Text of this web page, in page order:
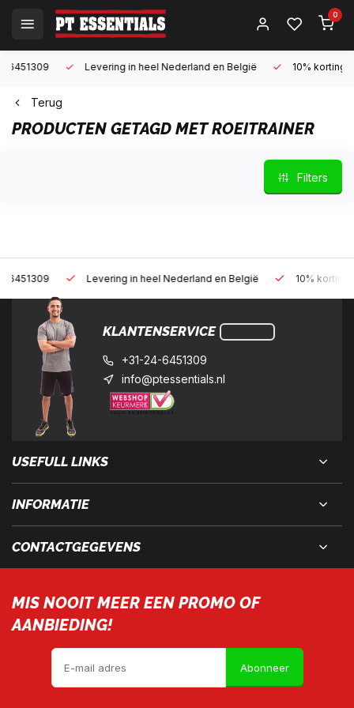
0
Levering in heel Nederland en België 10% korting met een
Terug
PRODUCTEN GETAGD MET ROEITRAINER
Filters
Levering in heel Nederland en België 10% korting met een
KLANTENSERVICE
+31-24-6451309
info@ptessentials.nl
USEFULL LINKS
INFORMATIE
CONTACTGEGEVENS
MIS NOOIT MEER EEN PROMO OF
AANBIEDING!
Abonneer